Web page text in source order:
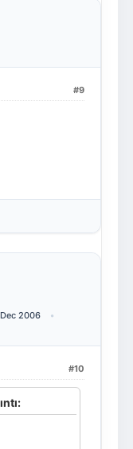
#9
Dec 2006
#10